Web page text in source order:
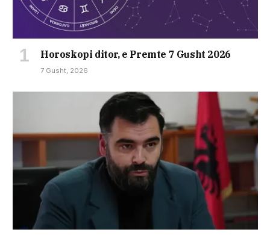
Horoskopi ditor, e Premte 7 Gusht 2026
7 Gusht, 2026